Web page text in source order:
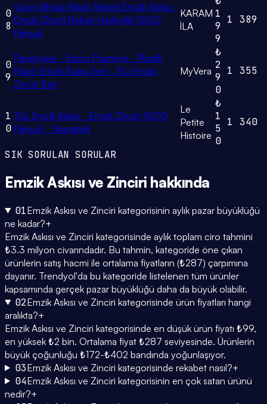
0
8
Vizon Ahşap Klipsli Bebek Emzik Askısı -
Emzik Zinciri Bebek Hediyelik %100
Pamuk
KARAM
İLA
1
9
9
1 389
0
9
Papatyalar - Vizon Puantiye - Plastik
Klipsli Emzik Askısı Seti - 3'lü Emzik
Zinciri Seti
MyVera
₺
2
9
0
1 355
1
0
3'lü Emzik Askısı - Emzik Zinciri %100
Pamuk - Yıkanabilir
Le
Petite
Histoire
₺
1
5
0
1 340
SIK SORULAN SORULAR
Emzik Askısı ve Zinciri hakkında
01Emzik Askısı ve Zinciri kategorisinin aylık pazar büyüklüğü
ne kadar?+
Emzik Askısı ve Zinciri kategorisinde aylık toplam ciro tahmini
₺3.3 milyon civarındadır. Bu tahmin, kategoride öne çıkan
ürünlerin satış hacmi ile ortalama fiyatların (₺287) çarpımına
dayanır. Trendyol'da bu kategoride listelenen tüm ürünler
kapsamında gerçek pazar büyüklüğü daha da büyük olabilir.
02Emzik Askısı ve Zinciri kategorisinde ürün fiyatları hangi
aralıkta?+
Emzik Askısı ve Zinciri kategorisinde en düşük ürün fiyatı ₺99,
en yüksek ₺2 bin. Ortalama fiyat ₺287 seviyesinde. Ürünlerin
büyük çoğunluğu ₺172-₺402 bandında yoğunlaşıyor.
03Emzik Askısı ve Zinciri kategorisinde rekabet nasıl?+
04Emzik Askısı ve Zinciri kategorisinin en çok satan ürünü
nedir?+